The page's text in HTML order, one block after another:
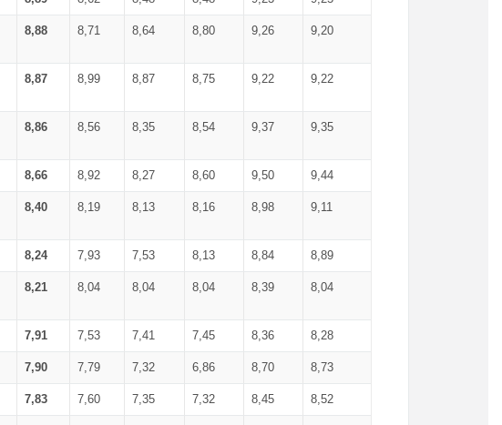
8,88 8,71 8,64 8,80 9,26 9,20
8,87 8,99 8,87 8,75 9,22 9,22
8,86 8,56 8,35 8,54 9,37 9,35
8,66 8,92 8,27 8,60 9,50 9,44
8,40 8,19 8,13 8,16 8,98 9,11
8,24 7,93 7,53 8,13 8,84 8,89
8,21 8,04 8,04 8,04 8,39 8,04
7,91 7,53 7,41 7,45 8,36 8,28
7,90 7,79 7,32 6,86 8,70 8,73
7,83 7,60 7,35 7,32 8,45 8,52